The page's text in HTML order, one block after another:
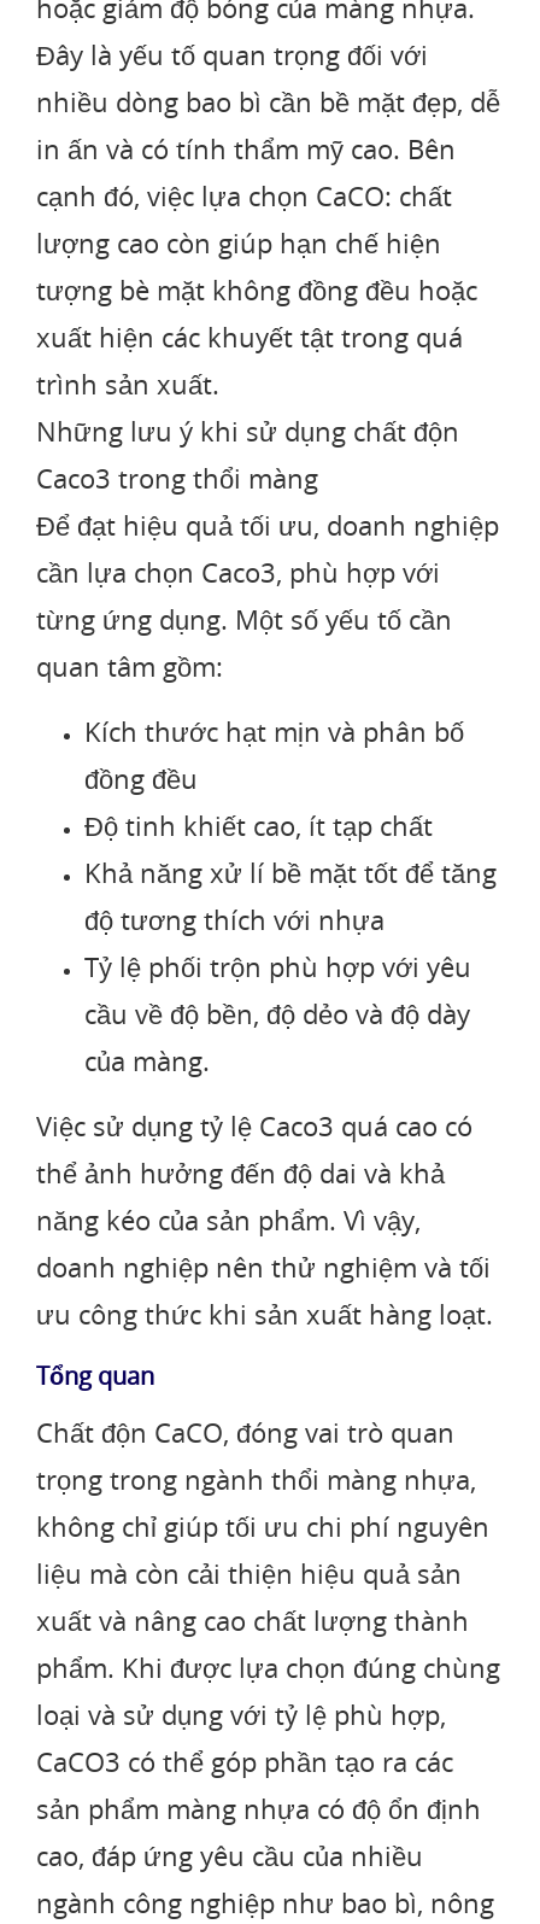
hoặc giảm độ bóng của màng nhựa.
Đây là yếu tố quan trọng đối với
nhiều dòng bao bì cần bề mặt đẹp, dễ
in ấn và có tính thẩm mỹ cao. Bên
cạnh đó, việc lựa chọn CaCO: chất
lượng cao còn giúp hạn chế hiện
tượng bè mặt không đồng đều hoặc
xuất hiện các khuyết tật trong quá
trình sản xuất.
Những lưu ý khi sử dụng chất độn
Caco3 trong thổi màng
Để đạt hiệu quả tối ưu, doanh nghiệp
cần lựa chọn Caco3, phù hợp với
từng ứng dụng. Một số yếu tố cần
quan tâm gồm:
Kích thước hạt mịn và phân bố
đồng đều
Độ tinh khiết cao, ít tạp chất
Khả năng xử lí bề mặt tốt để tăng
độ tương thích với nhựa
Tỷ lệ phối trộn phù hợp với yêu
cầu về độ bền, độ dẻo và độ dày
của màng.
Việc sử dụng tỷ lệ Caco3 quá cao có
thể ảnh hưởng đến độ dai và khả
năng kéo của sản phẩm. Vì vậy,
doanh nghiệp nên thử nghiệm và tối
ưu công thức khi sản xuất hàng loạt.
Tổng quan
Chất độn CaCO, đóng vai trò quan
trọng trong ngành thổi màng nhựa,
không chỉ giúp tối ưu chi phí nguyên
liệu mà còn cải thiện hiệu quả sản
xuất và nâng cao chất lượng thành
phẩm. Khi được lựa chọn đúng chùng
loại và sử dụng với tỷ lệ phù hợp,
CaCO3 có thể góp phần tạo ra các
sản phẩm màng nhựa có độ ổn định
cao, đáp ứng yêu cầu của nhiều
ngành công nghiệp như bao bì, nông